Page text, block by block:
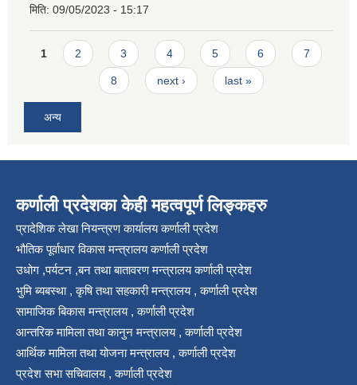
मिति: 09/05/2023 - 15:17
Pages
1 2 3 4 5 6 7
8 next › last »
अन्य
कर्णाली प्रदेशका केही महत्वपूर्ण लिङ्कहरु
प्रादेशिक लेखा नियन्त्रण कार्यालय कर्णाली प्रदेश
भौतिक पूर्वाधार विकास मन्त्रालय कर्णाली प्रदेश
उधोग ,पर्यटन ,बन तथा बातावरण मन्त्रालय कर्णाली प्रदेश
भुमि ब्यबस्था , कृषि तथा सहकारी मन्त्रालय , कर्णाली प्रदेश
सामाजिक बिकास मन्त्रालय , कर्णाली प्रदेश
आन्तरिक मामिला तथा कानुन मन्त्रालय , कर्णाली प्रदेश
आर्थिक मामिला तथा योजना मन्त्रालय , कर्णाली प्रदेश
प्रदेश सभा सचिवालय , कर्णाली प्रदेश